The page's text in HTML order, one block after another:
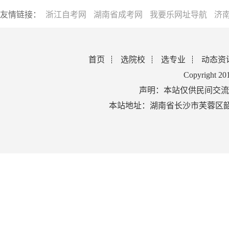
友情链接： 浙江自考网 湖南省成考网 我要乐网址导航 济
首页 选院校 选专业
动态资
Copyright
声明：本站仅供民间交
本站地址：湖南省长沙市芙蓉区